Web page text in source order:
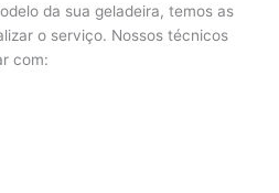
da sua geladeira, temos as
o serviço. Nossos técnicos
com: